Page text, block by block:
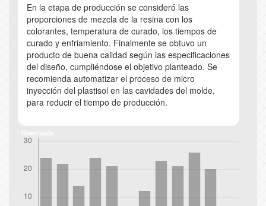
En la etapa de producción se consideró las
proporciones de mezcla de la resina con los
colorantes, temperatura de curado, los tiempos de
curado y enfriamiento. Finalmente se obtuvo un
producto de buena calidad según las especificaciones
del diseño, cumpliéndose el objetivo planteado. Se
recomienda automatizar el proceso de micro
inyección del plastisol en las cavidades del molde,
para reducir el tiempo de producción.